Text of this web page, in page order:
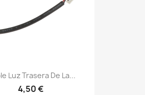
Luz Trasera De La...
4,50 €